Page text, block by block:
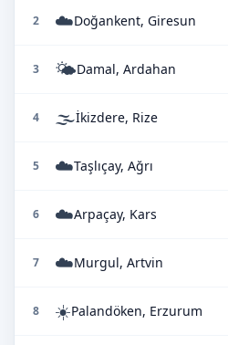
2 ☁️Doğankent, Giresun
3 🌤️Damal, Ardahan
4 🌫️İkizdere, Rize
5 ☁️Taşlıçay, Ağrı
6 ☁️Arpaçay, Kars
7 ☁️Murgul, Artvin
8 ☀️Palandöken, Erzurum